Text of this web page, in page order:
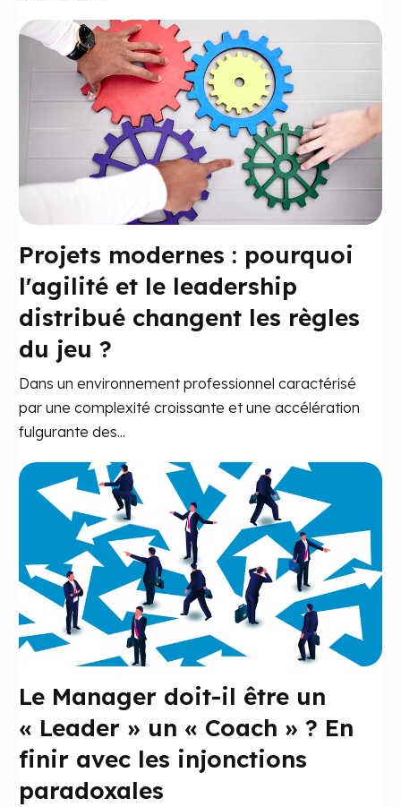
Projets modernes : pourquoi
l'agilité et le leadership
distribué changent les règles
du jeu ?
Dans un environnement professionnel caractérisé
par une complexité croissante et une accélération
fulgurante des...
Le Manager doit-il être un
« Leader » un « Coach » ? En
finir avec les injonctions
paradoxales